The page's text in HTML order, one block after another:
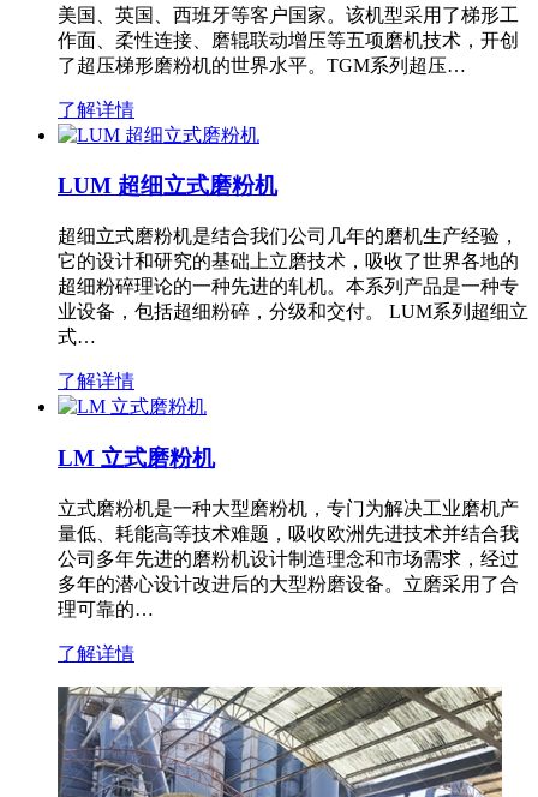
美国、英国、西班牙等客户国家。该机型采用了梯形工
作面、柔性连接、磨辊联动增压等五项磨机技术，开创
了超压梯形磨粉机的世界水平。TGM系列超压…
了解详情
LUM 超细立式磨粉机
超细立式磨粉机是结合我们公司几年的磨机生产经验，
它的设计和研究的基础上立磨技术，吸收了世界各地的
超细粉碎理论的一种先进的轧机。本系列产品是一种专
业设备，包括超细粉碎，分级和交付。 LUM系列超细立
式…
了解详情
LM 立式磨粉机
立式磨粉机是一种大型磨粉机，专门为解决工业磨机产
量低、耗能高等技术难题，吸收欧洲先进技术并结合我
公司多年先进的磨粉机设计制造理念和市场需求，经过
多年的潜心设计改进后的大型粉磨设备。立磨采用了合
理可靠的…
了解详情